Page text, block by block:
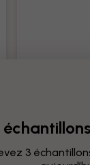
Outils
Information
3